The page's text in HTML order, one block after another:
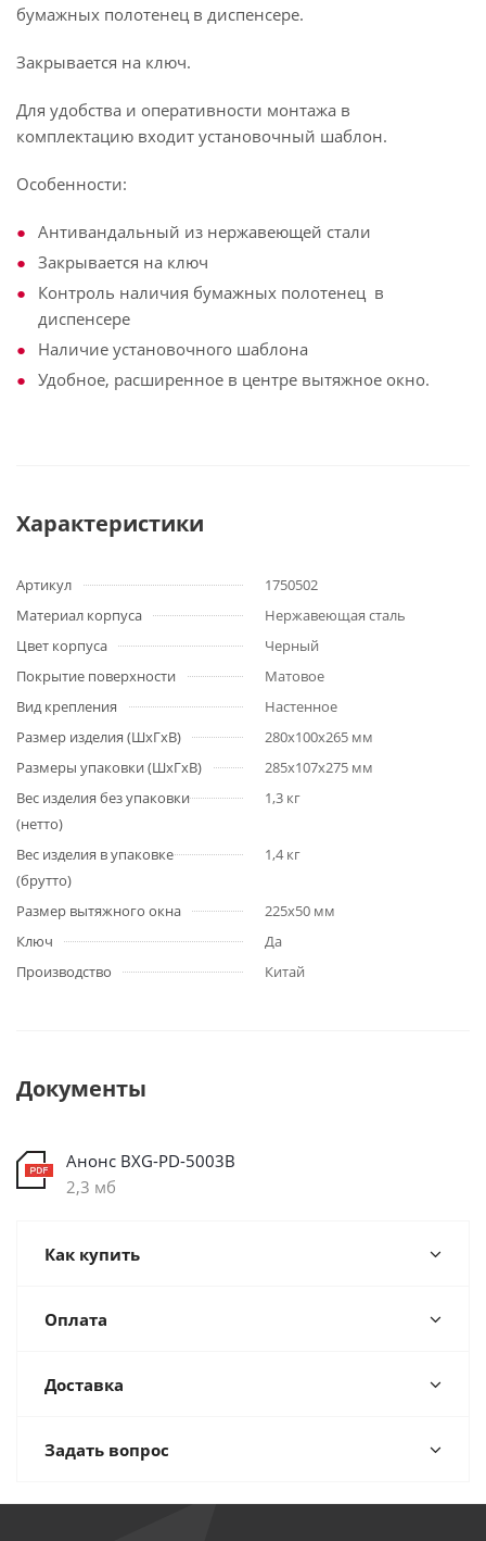
бумажных полотенец в диспенсере.
Закрывается на ключ.
Для удобства и оперативности монтажа в
комплектацию входит установочный шаблон.
Особенности:
Антивандальный из нержавеющей стали
Закрывается на ключ
Контроль наличия бумажных полотенец в
диспенсере
Наличие установочного шаблона
Удобное, расширенное в центре вытяжное окно.
Характеристики
Артикул
1750502
Материал корпуса
Нержавеющая сталь
Цвет корпуса
Черный
Покрытие поверхности
Матовое
Вид крепления
Настенное
Размер изделия (ШхГхВ)
280х100х265 мм
Размеры упаковки (ШхГхВ)
285х107х275 мм
Вес изделия без упаковки
(нетто)
1,3 кг
Вес изделия в упаковке
(брутто)
1,4 кг
Размер вытяжного окна
225x50 мм
Ключ
Да
Производство
Китай
Документы
Анонс BXG-PD-5003B
2,3 мб
Как купить
Оплата
Доставка
Задать вопрос